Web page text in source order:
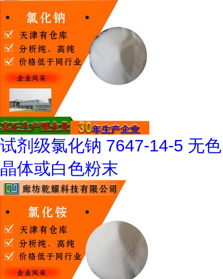
试剂级氯化钠 7647-14-5 无色
晶体或白色粉末